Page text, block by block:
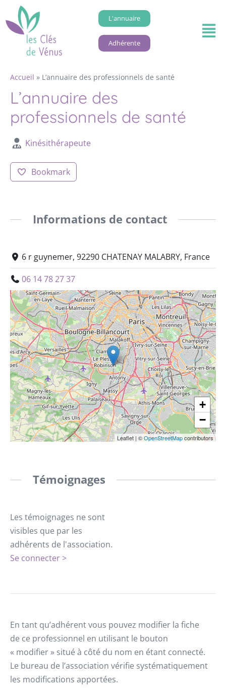
L'annuaire
Adhérente
Accueil » L’annuaire des professionnels de santé
L’annuaire des
professionnels de santé
Kinésithérapeute
Bookmark
Informations de contact
6 r guynemer, 92290 CHATENAY MALABRY, France
06 14 78 27 37
+
−
Leaflet | ©OpenStreetMapcontributors
Témoignages
Les témoignages ne sont
visibles que par les
adhérents de l'association.
Se connecter >
En tant qu’adhérent vous pouvez modifier la fiche
de ce professionnel en utilisant le bouton
« modifier » situé à côté du nom en étant connecté.
Le bureau de l’association vérifie systématiquement
les modifications apportées.